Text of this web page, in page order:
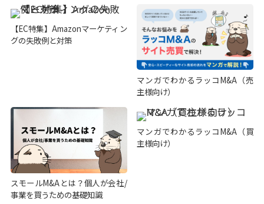
【EC特集】Amazonマーケティン
グの失敗例と対策
マンガでわかるラッコM&A（売
主様向け）
スモールM&Aとは？個人が会社/
事業を買うための基礎知識
マンガでわかるラッコM&A（買
主様向け）